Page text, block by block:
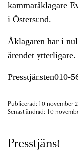
kammaråklagare
i Östersund.
Åklagaren har i
ärendet ytterligare.
Presstjänsten010-
Publicerad: 10 november
Senast ändrad: 10
Presstjänst